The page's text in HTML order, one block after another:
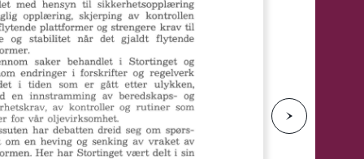
N
e
s
t
e
s
i
d
e